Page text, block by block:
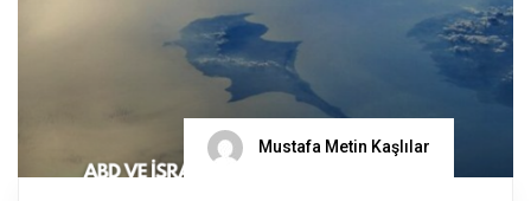
Mustafa Metin Kaşlılar